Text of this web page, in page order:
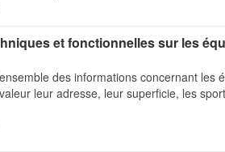
et fonctionnelles sur les
des informations concernant les
leur adresse, leur superficie, les